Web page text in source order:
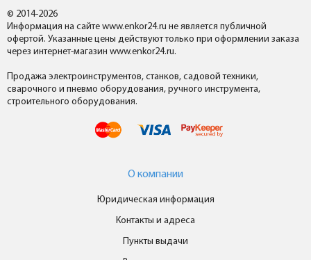
© 2014-2026
Информация на сайте www.enkor24.ru не является публичной
офертой. Указанные цены действуют только при оформлении заказа
через интернет-магазин www.enkor24.ru.
Продажа электроинструментов, станков, садовой техники,
сварочного и пневмо оборудования, ручного инструмента,
строительного оборудования.
О компании
Юридическая информация
Контакты и адреса
Пункты выдачи